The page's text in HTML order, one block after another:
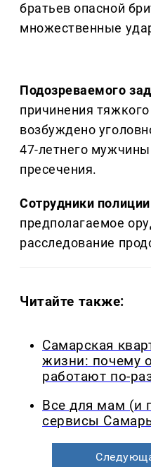
братьев опасной
множественные
Подозреваемого
причинения
возбуждено
47-летнего
пресечения.
Сотрудники
предполагаемое
расследование
Читайте также:
Самарская
жизни: почему
работают по-
Все для мам (и
сервисы